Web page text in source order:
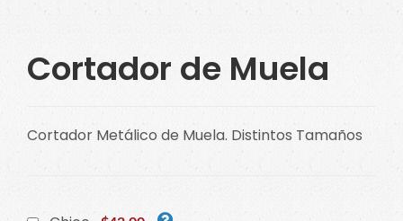
Cortador de Muela
Cortador Metálico de Muela. Distintos Tamaños